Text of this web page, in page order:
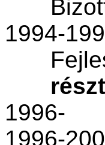
1994-
1996-
1996-